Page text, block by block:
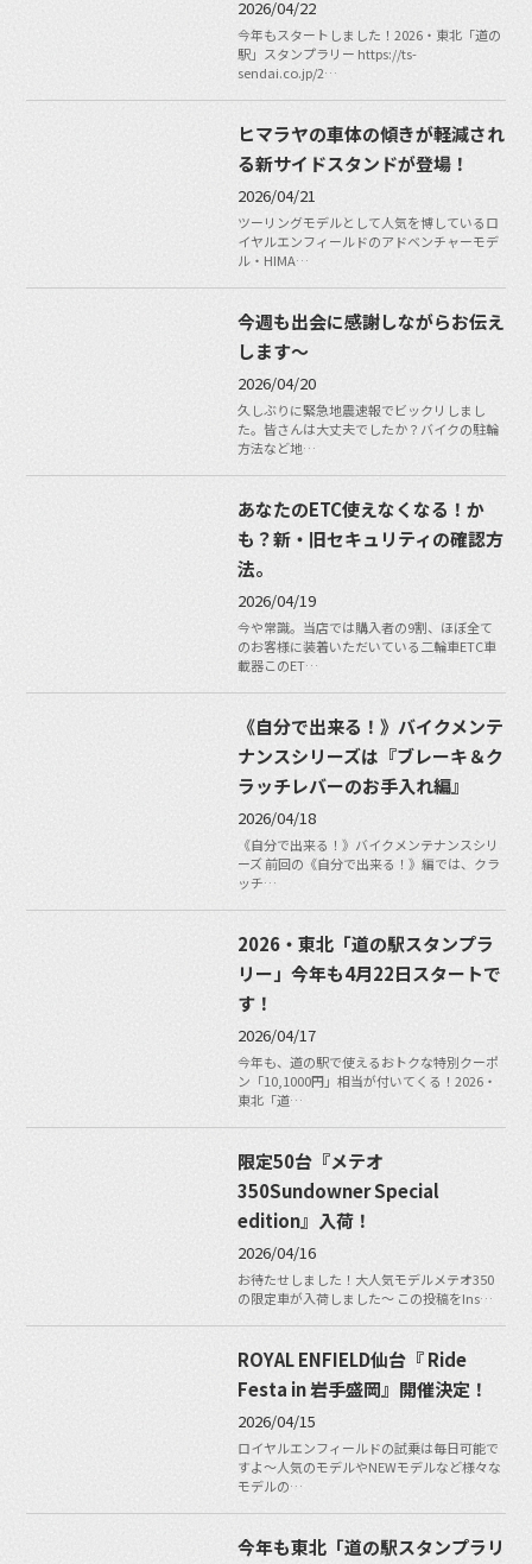
2026/04/22
今年もスタートしました！2026・東北「道の
駅」スタンプラリー https://ts-
sendai.co.jp/2…
ヒマラヤの車体の傾きが軽減され
る新サイドスタンドが登場！
2026/04/21
ツーリングモデルとして人気を博しているロ
イヤルエンフィールドのアドベンチャーモデ
ル・HIMA…
今週も出会に感謝しながらお伝え
します〜
2026/04/20
久しぶりに緊急地震速報でビックリしまし
た。皆さんは大丈夫でしたか？バイクの駐輪
方法など地…
あなたのETC使えなくなる！か
も？新・旧セキュリティの確認方
法。
2026/04/19
今や常識。当店では購入者の9割、ほぼ全て
のお客様に装着いただいている二輪車ETC車
載器このET…
《自分で出来る！》バイクメンテ
ナンスシリーズは『ブレーキ＆ク
ラッチレバーのお手入れ編』
2026/04/18
《自分で出来る！》バイクメンテナンスシリ
ーズ 前回の《自分で出来る！》編では、クラ
ッチ…
2026・東北「道の駅スタンプラ
リー」今年も4月22日スタートで
す！
2026/04/17
今年も、道の駅で使えるおトクな特別クーポ
ン「10,1000円」相当が付いてくる！2026・
東北「道…
限定50台『メテオ
350Sundowner Special
edition』入荷！
2026/04/16
お待たせしました！大人気モデルメテオ350
の限定車が入荷しました〜 この投稿をIns…
ROYAL ENFIELD仙台『 Ride
Festa in 岩手盛岡』開催決定！
2026/04/15
ロイヤルエンフィールドの試乗は毎日可能で
すよ〜人気のモデルやNEWモデルなど様々な
モデルの…
今年も東北「道の駅スタンプラリ